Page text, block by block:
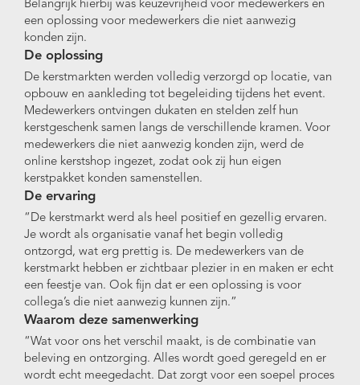
Belangrijk hierbij was keuzevrijheid voor medewerkers én
een oplossing voor medewerkers die niet aanwezig
konden zijn.
De oplossing
De kerstmarkten werden volledig verzorgd op locatie, van
opbouw en aankleding tot begeleiding tijdens het event.
Medewerkers ontvingen dukaten en stelden zelf hun
kerstgeschenk samen langs de verschillende kramen. Voor
medewerkers die niet aanwezig konden zijn, werd de
online kerstshop ingezet, zodat ook zij hun eigen
kerstpakket konden samenstellen.
De ervaring
“De kerstmarkt werd als heel positief en gezellig ervaren.
Je wordt als organisatie vanaf het begin volledig
ontzorgd, wat erg prettig is. De medewerkers van de
kerstmarkt hebben er zichtbaar plezier in en maken er echt
een feestje van. Ook fijn dat er een oplossing is voor
collega’s die niet aanwezig kunnen zijn.”
Waarom deze samenwerking
“Wat voor ons het verschil maakt, is de combinatie van
beleving en ontzorging. Alles wordt goed geregeld en er
wordt echt meegedacht. Dat zorgt voor een soepel proces